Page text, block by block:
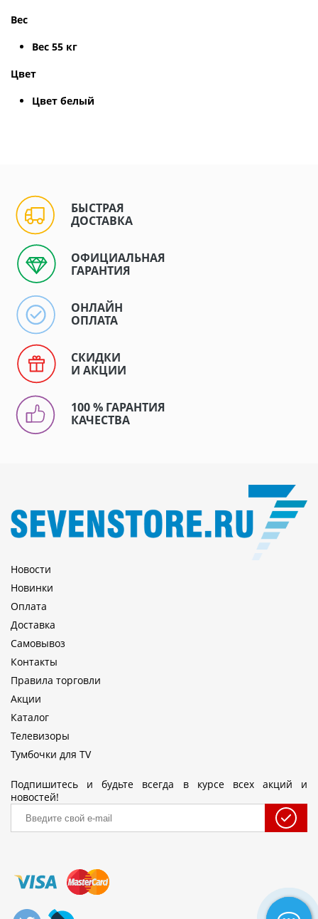
Вес
Вес 55 кг
Цвет
Цвет белый
БЫСТРАЯ
ДОСТАВКА
ОФИЦИАЛЬНАЯ
ГАРАНТИЯ
ОНЛАЙН
ОПЛАТА
СКИДКИ
И АКЦИИ
100 % ГАРАНТИЯ
КАЧЕСТВА
Новости
Новинки
Оплата
Доставка
Самовывоз
Контакты
Правила торговли
Акции
Каталог
Телевизоры
Тумбочки для TV
Подпишитесь и будьте всегда в курсе всех акций и
новостей!